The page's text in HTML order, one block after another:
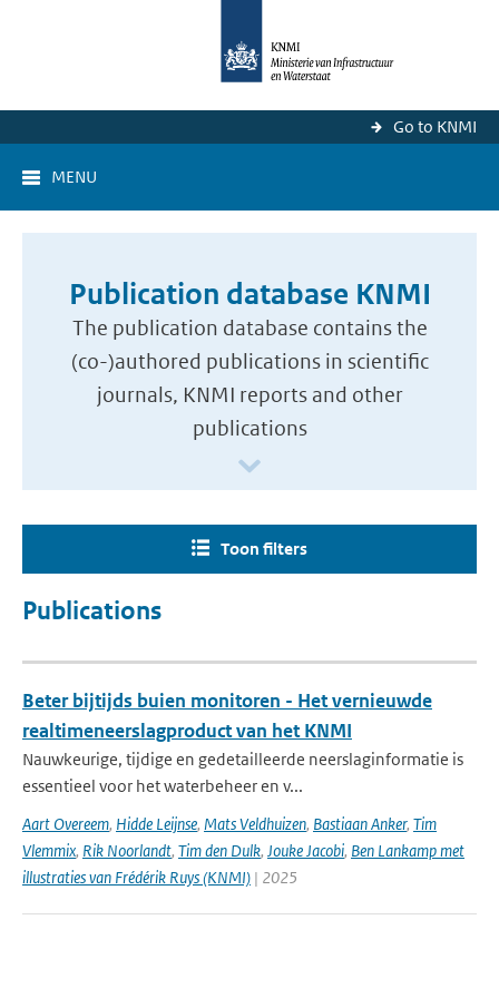
Go to KNMI
MENU
Publication database KNMI
The publication database contains the
(co-)authored publications in scientific
journals, KNMI reports and other
publications
Toon filters
Publications
Beter bijtijds buien monitoren - Het vernieuwde
realtimeneerslagproduct van het KNMI
Nauwkeurige, tijdige en gedetailleerde neerslaginformatie is
essentieel voor het waterbeheer en v...
Aart Overeem, Hidde Leijnse, Mats Veldhuizen, Bastiaan Anker, Tim
Vlemmix, Rik Noorlandt, Tim den Dulk, Jouke Jacobi, Ben Lankamp met
illustraties van Frédérik Ruys (KNMI) | 2025